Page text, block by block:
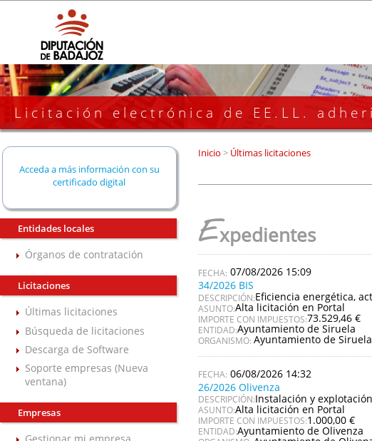
Licitación electrónica de EE.LL.
Acceda a más información con su
certificado digital
Entidades locales
Órganos de contratación
Licitaciones
Últimas licitaciones
Búsqueda de licitaciones
Descarga de Software
Soporte empresas (Nueva
ventana)
Empresas
Inicio >Últimas licitaciones
Expedientes
07/08/2026 15:09
34/2026 BIS
DESCRIPCIÓN:Eficiencia energética,
ASUNTO:Alta licitación en Portal
IMPORTE CON IMPUESTOS:73.529,46 €
ENTIDAD:Ayuntamiento de Siruela
ORGANISMO: Ayuntamiento de Siruela
06/08/2026 14:32
26/2026 Olivenza
DESCRIPCIÓN:Instalación y
ASUNTO:Alta licitación en Portal
IMPORTE CON IMPUESTOS:1.000,00 €
ENTIDAD:Ayuntamiento de Olivenza